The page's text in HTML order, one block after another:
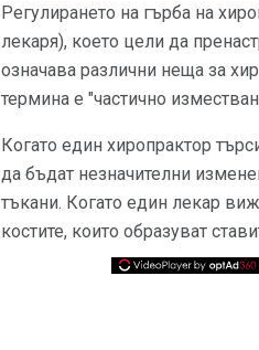
Регулирането на гърба на
лекаря), което цели да
означава различни неща за
термина е "частично
Когато един хиропрактор
да бъдат незначителни
тъкани. Когато един лекар
костите, които образуват